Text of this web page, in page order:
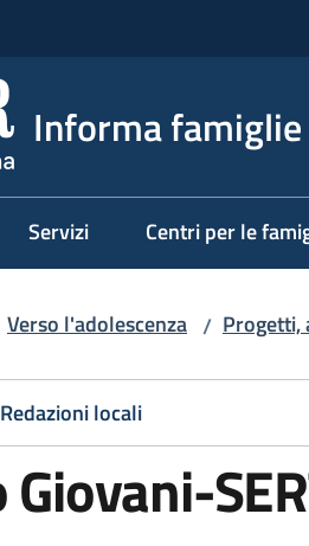
Informa
Servizi Centri per le
Verso l'adolescenza / Progetti,
locali